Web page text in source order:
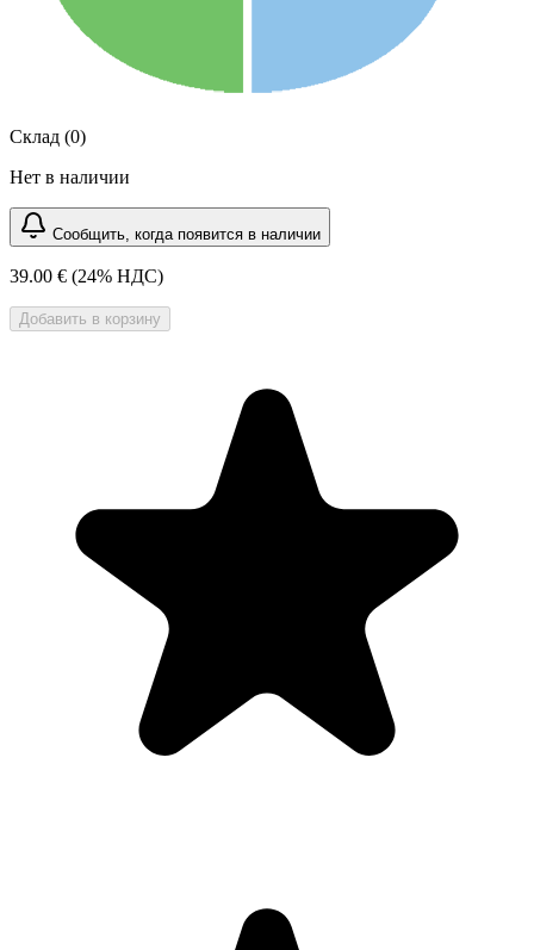
Склад (0)
Нет в наличии
Сообщить, когда появится в наличии
39.00 € (24% НДС)
Добавить в корзину